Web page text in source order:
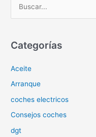
c
r
p
o
Categorías
Aceite
Arranque
coches electricos
Consejos coches
dgt